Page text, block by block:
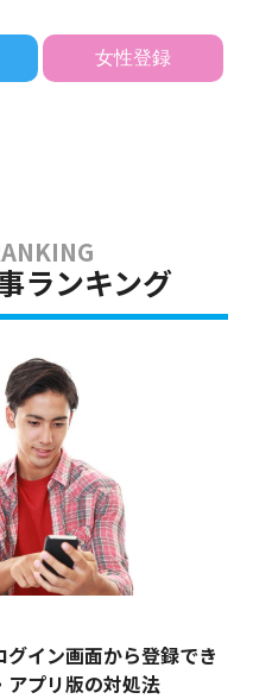
女性登録
ランキング
グイン画面から登録でき
アプリ版の対処法